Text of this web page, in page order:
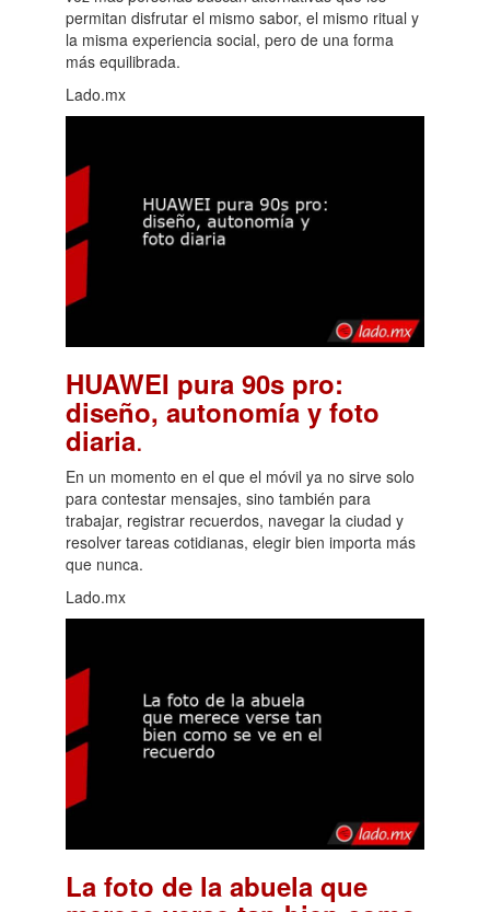
permitan disfrutar el mismo sabor, el mismo ritual y
la misma experiencia social, pero de una forma
más equilibrada.
Lado.mx
HUAWEI pura 90s pro:
diseño, autonomía y foto
diaria.
En un momento en el que el móvil ya no sirve solo
para contestar mensajes, sino también para
trabajar, registrar recuerdos, navegar la ciudad y
resolver tareas cotidianas, elegir bien importa más
que nunca.
Lado.mx
La foto de la abuela que